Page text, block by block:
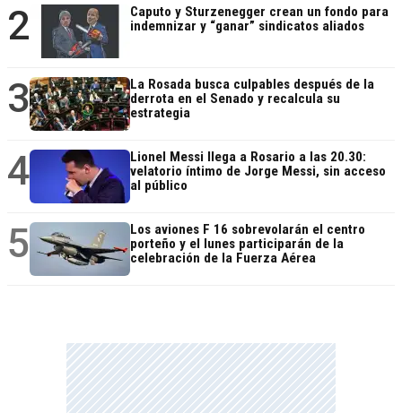
2
Caputo y Sturzenegger crean un fondo para
indemnizar y “ganar” sindicatos aliados
3
La Rosada busca culpables después de la
derrota en el Senado y recalcula su
estrategia
4
Lionel Messi llega a Rosario a las 20.30:
velatorio íntimo de Jorge Messi, sin acceso
al público
5
Los aviones F 16 sobrevolarán el centro
porteño y el lunes participarán de la
celebración de la Fuerza Aérea